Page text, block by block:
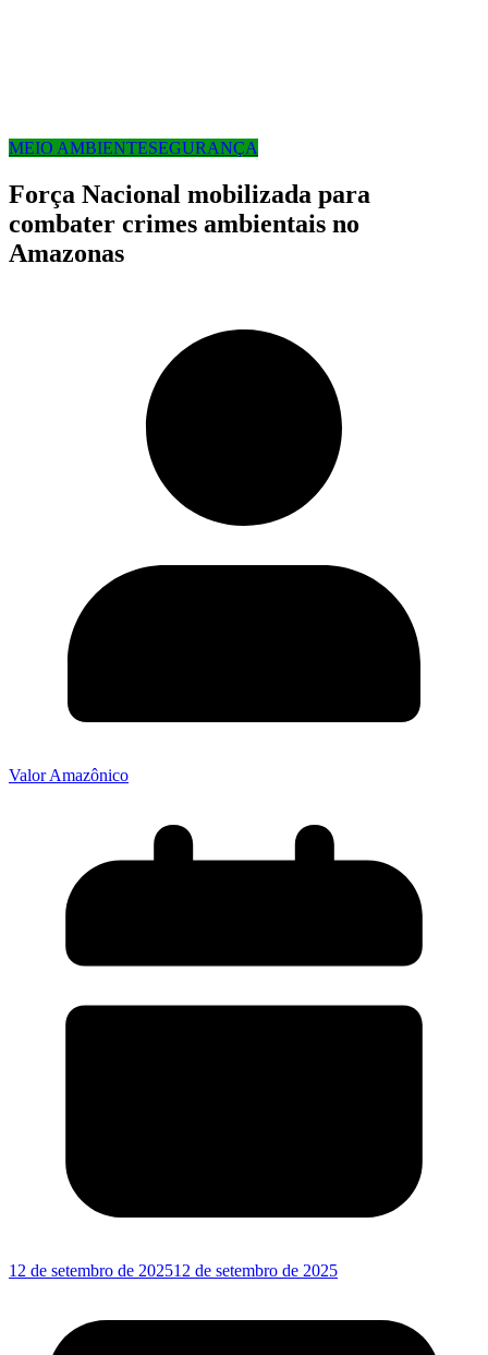
MEIO AMBIENTESEGURANÇA
Força Nacional mobilizada para
combater crimes ambientais no
Amazonas
Valor Amazônico
12 de setembro de 202512 de setembro de 2025